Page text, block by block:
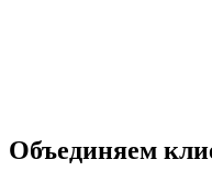
Объединяем